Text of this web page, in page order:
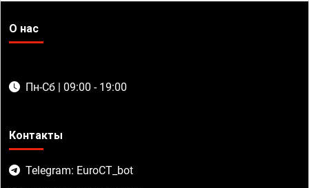
О нас
Пн-Сб | 09:00 - 19:00
Контакты
Telegram: EuroCT_bot